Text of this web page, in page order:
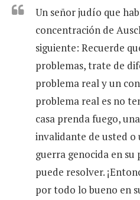
Un señor judío que
concentración de
siguiente: Recuerde
problemas, trate de
problema real y un
problema real es no
casa prenda fuego,
invalidante de usted o
guerra genocida en su
puede resolver.
por todo lo bueno en